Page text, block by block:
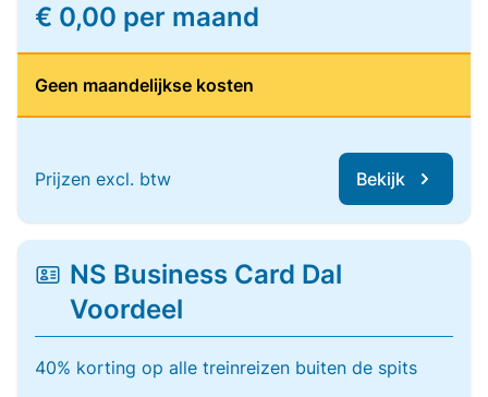
€ 0,00 per maand
Geen maandelijkse kosten
Prijzen excl. btw Bekijk
NS Business Card Dal
Voordeel
40% korting op alle treinreizen buiten de spits